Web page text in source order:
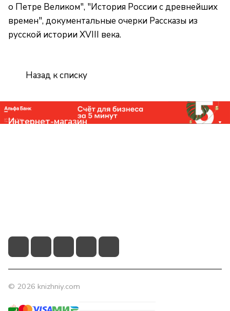
о Петре Великом", "История России с древнейших
времен", документальные очерки Рассказы из
русской истории XVIII века.
Назад к списку
Интернет-магазин
© 2026 knizhniy.com